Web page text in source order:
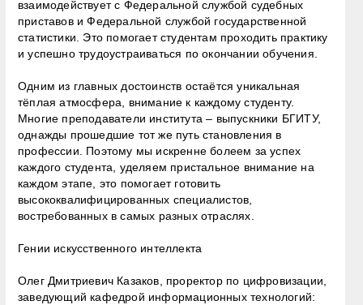
взаимодействует с Федеральной службой судебных
приставов и Федеральной службой государственной
статистики. Это помогает студентам проходить практику
и успешно трудоустраиваться по окончании обучения.
Одним из главных достоинств остаётся уникальная
тёплая атмосфера, внимание к каждому студенту.
Многие преподаватели института – выпускники БГИТУ,
однажды прошедшие тот же путь становления в
профессии. Поэтому мы искренне болеем за успех
каждого студента, уделяем пристальное внимание на
каждом этапе, это помогает готовить
высококвалифицированных специалистов,
востребованных в самых разных отраслях.
Гении искусственного интеллекта
Олег Дмитриевич Казаков, проректор по цифровизации,
заведующий кафедрой информационных технологий: